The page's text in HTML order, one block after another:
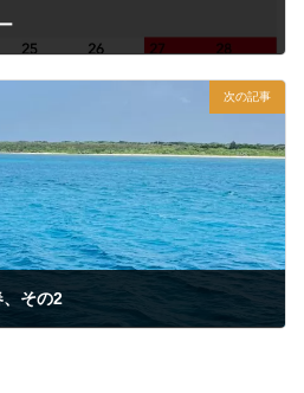
次の記事
その2